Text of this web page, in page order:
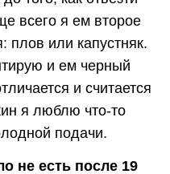
всего я ем второе
плов или капустняк.
и ем черный
и считается
я люблю что-то
подачи.
не есть после 19